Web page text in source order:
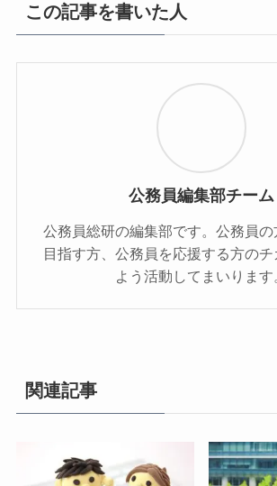
この記事を書いた人
公務員編集部チーム
公務員総研の編集部です。公務員の
目指す方、公務員を応援する方の
よう活動してまいります
関連記事